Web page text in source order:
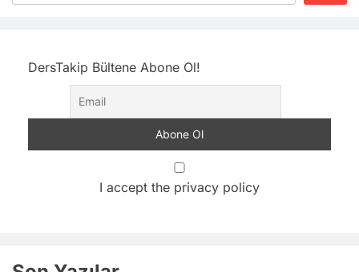
DersTakip Bültene Abone Ol!
I accept the privacy policy